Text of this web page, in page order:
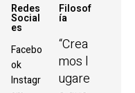
Redes
Social
es
Facebo
ok
Instagr
Filosof
ía
“Crea
mos l
ugare